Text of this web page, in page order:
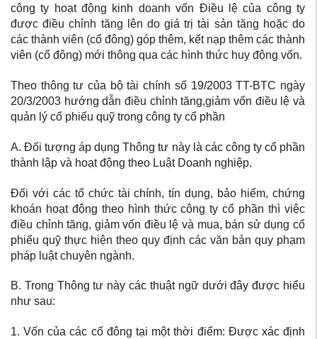
công ty hoạt động kinh doanh vốn Điều lệ của công ty
được điều chỉnh tăng lên do giá trị tài sản tăng hoặc do
các thành viên (cổ đông) góp thêm, kết nạp thêm các thành
viên (cổ đông) mới thông qua các hình thức huy động vốn.
Theo thông tư của bộ tài chính số 19/2003 TT-BTC ngày
20/3/2003 hướng dẫn điều chỉnh tăng,giảm vốn điều lệ và
quản lý cổ phiếu quỹ trong công ty cổ phần
A. Đối tượng áp dụng Thông tư này là các công ty cổ phần
thành lập và hoạt động theo Luật Doanh nghiệp.
Đối với các tổ chức tài chính, tín dụng, bảo hiểm, chứng
khoán hoạt động theo hình thức công ty cổ phần thì việc
điều chỉnh tăng, giảm vốn điều lệ và mua, bán sử dụng cổ
phiếu quỹ thực hiện theo quy định các văn bản quy phạm
pháp luật chuyên ngành.
B. Trong Thông tư này các thuật ngữ dưới đây được hiểu
như sau:
1. Vốn của các cổ đông tại một thời điểm: Được xác định